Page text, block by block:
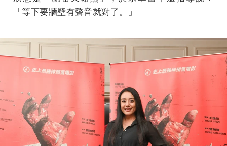
「等下要牆壁有聲音就對了。」